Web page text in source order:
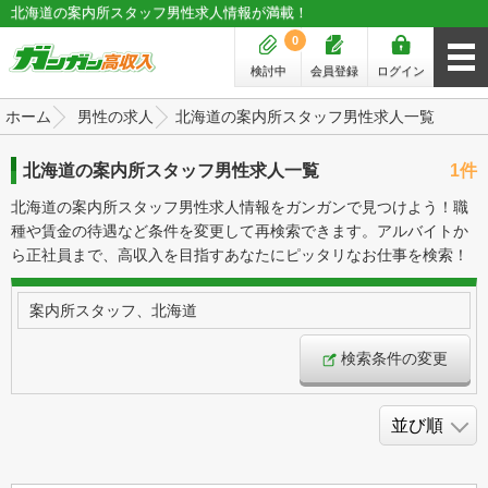
北海道の案内所スタッフ男性求人情報が満載！
ログイン
会員登録
検討中
0
ホーム 男性の求人 北海道の案内所スタッフ男性求人一覧
北海道の案内所スタッフ男性求人一覧 1件
北海道の案内所スタッフ男性求人情報をガンガンで見つけよう！職
種や賃金の待遇など条件を変更して再検索できます。アルバイトか
ら正社員まで、高収入を目指すあなたにピッタリなお仕事を検索！
案内所スタッフ、北海道
検索条件の変更